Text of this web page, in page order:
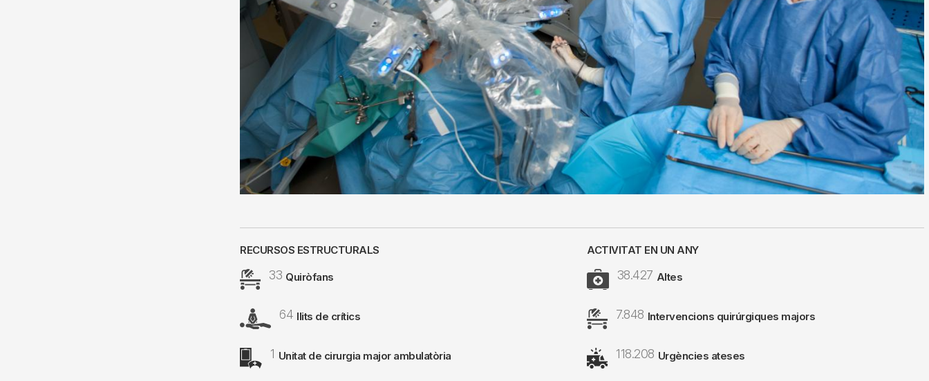
RECURSOS ESTRUCTURALS
Image33 Quiròfans
Image 64 llits de crítics
Image 1 Unitat de cirurgia major ambulatòria
ACTIVITAT EN UN ANY
Image 38.427 Altes
Image 7.848 Intervencions quirúrgiques majors
Image118.208 Urgències ateses